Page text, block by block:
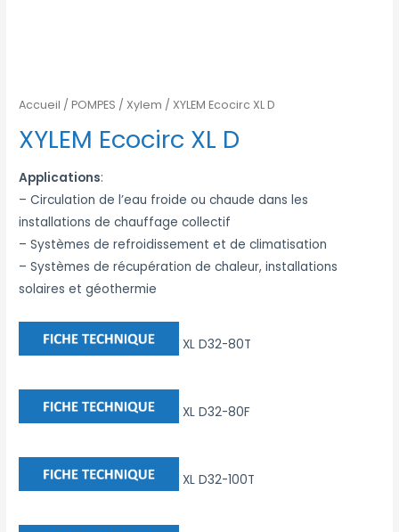
Accueil /POMPES / Xylem / XYLEM Ecocirc XL D
XYLEM Ecocirc XL D
Applications:
– Circulation de l’eau froide ou chaude dans les
installations de chauffage collectif
– Systèmes de refroidissement et de climatisation
– Systèmes de récupération de chaleur, installations
solaires et géothermie
XL D32-80T
XL D32-80F
XL D32-100T